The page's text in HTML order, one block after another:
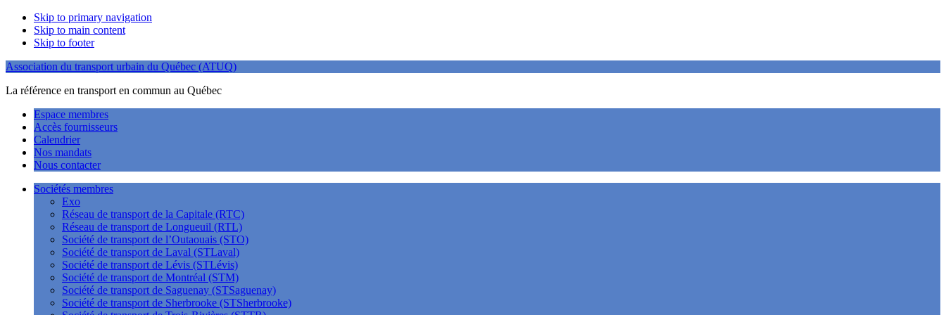
Skip to primary navigation
Skip to main content
Skip to footer
Association du transport urbain du Québec (ATUQ)
La référence en transport en commun au Québec
Espace membres
Accès fournisseurs
Calendrier
Nos mandats
Nous contacter
Sociétés membres
Exo
Réseau de transport de la Capitale (RTC)
Réseau de transport de Longueuil (RTL)
Société de transport de l’Outaouais (STO)
Société de transport de Laval (STLaval)
Société de transport de Lévis (STLévis)
Société de transport de Montréal (STM)
Société de transport de Saguenay (STSaguenay)
Société de transport de Sherbrooke (STSherbrooke)